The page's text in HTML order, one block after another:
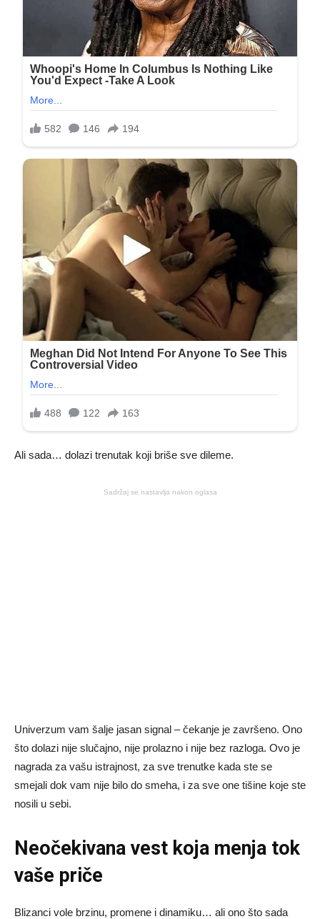
Ali sada… dolazi trenutak koji briše sve dileme.
Sadržaj se nastavlja nakon oglasa
Univerzum vam šalje jasan signal – čekanje je završeno. Ono
što dolazi nije slučajno, nije prolazno i nije bez razloga. Ovo je
nagrada za vašu istrajnost, za sve trenutke kada ste se
smejali dok vam nije bilo do smeha, i za sve one tišine koje ste
nosili u sebi.
Neočekivana vest koja menja tok
vaše priče
Blizanci vole brzinu, promene i dinamiku… ali ono što sada